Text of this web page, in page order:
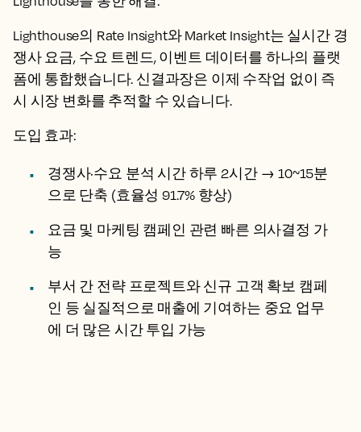
Lighthouse의 Rate Insight와 Market Insight는 실시간 경
쟁사 요금, 수요 트렌드, 이벤트 데이터를 하나의 플랫
폼에 통합했습니다. 신결과장은 이제 수작업 없이 즉
시 시장 변화를 추적할 수 있습니다.
도입 효과:
경쟁사·수요 분석 시간 하루 2시간 → 10~15분
으로 단축 (효율성 91.7% 향상)
요금 및 마케팅 캠페인 관련 빠른 의사결정 가
능
부서 간 전략 프로젝트와 신규 고객 확보 캠페
인 등 실질적으로 매출에 기여하는 중요 업무
에 더 많은 시간 투입 가능